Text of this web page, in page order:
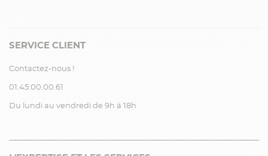
SERVICE CLIENT
Contactez-nous !
01.45.00.00.61
Du lundi au vendredi de 9h à 18h